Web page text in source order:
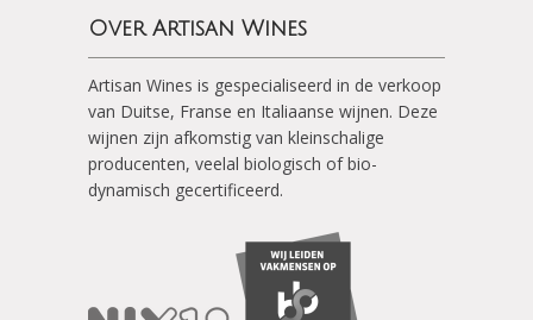
Over Artisan Wines
Artisan Wines is gespecialiseerd in de verkoop
van Duitse, Franse en Italiaanse wijnen. Deze
wijnen zijn afkomstig van kleinschalige
producenten, veelal biologisch of bio-
dynamisch gecertificeerd.